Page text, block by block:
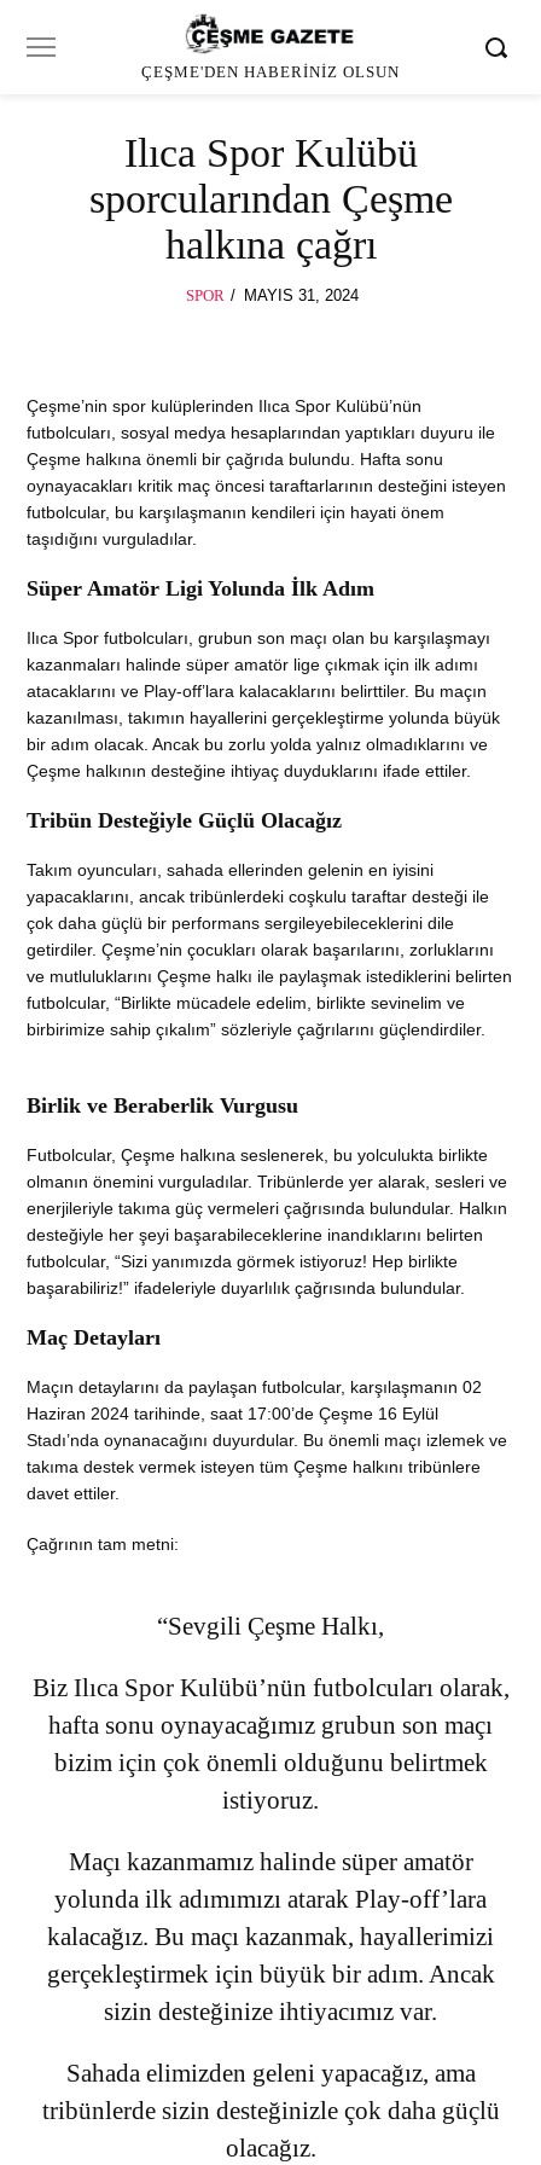
ÇEŞME'DEN HABERINIZ OLSUN
Ilıca Spor Kulübü
sporcularından Çeşme
halkına çağrı
SPOR
POSTED
MAYIS 31, 2024
Çeşme’nin spor kulüplerinden Ilıca Spor Kulübü’nün
futbolcuları, sosyal medya hesaplarından yaptıkları duyuru ile
Çeşme halkına önemli bir çağrıda bulundu. Hafta sonu
oynayacakları kritik maç öncesi taraftarlarının desteğini isteyen
futbolcular, bu karşılaşmanın kendileri için hayati önem
taşıdığını vurguladılar.
Süper Amatör Ligi Yolunda İlk Adım
Ilıca Spor futbolcuları, grubun son maçı olan bu karşılaşmayı
kazanmaları halinde süper amatör lige çıkmak için ilk adımı
atacaklarını ve Play-off’lara kalacaklarını belirttiler. Bu maçın
kazanılması, takımın hayallerini gerçekleştirme yolunda büyük
bir adım olacak. Ancak bu zorlu yolda yalnız olmadıklarını ve
Çeşme halkının desteğine ihtiyaç duyduklarını ifade ettiler.
Tribün Desteğiyle Güçlü Olacağız
Takım oyuncuları, sahada ellerinden gelenin en iyisini
yapacaklarını, ancak tribünlerdeki coşkulu taraftar desteği ile
çok daha güçlü bir performans sergileyebileceklerini dile
getirdiler. Çeşme’nin çocukları olarak başarılarını, zorluklarını
ve mutluluklarını Çeşme halkı ile paylaşmak istediklerini belirten
futbolcular, “Birlikte mücadele edelim, birlikte sevinelim ve
birbirimize sahip çıkalım” sözleriyle çağrılarını güçlendirdiler.
Birlik ve Beraberlik Vurgusu
Futbolcular, Çeşme halkına seslenerek, bu yolculukta birlikte
olmanın önemini vurguladılar. Tribünlerde yer alarak, sesleri ve
enerjileriyle takıma güç vermeleri çağrısında bulundular. Halkın
desteğiyle her şeyi başarabileceklerine inandıklarını belirten
futbolcular, “Sizi yanımızda görmek istiyoruz! Hep birlikte
başarabiliriz!” ifadeleriyle duyarlılık çağrısında bulundular.
Maç Detayları
Maçın detaylarını da paylaşan futbolcular, karşılaşmanın 02
Haziran 2024 tarihinde, saat 17:00’de Çeşme 16 Eylül
Stadı’nda oynanacağını duyurdular. Bu önemli maçı izlemek ve
takıma destek vermek isteyen tüm Çeşme halkını tribünlere
davet ettiler.
Çağrının tam metni:
“Sevgili Çeşme Halkı,
Biz Ilıca Spor Kulübü’nün futbolcuları olarak,
hafta sonu oynayacağımız grubun son maçı
bizim için çok önemli olduğunu belirtmek
istiyoruz.
Maçı kazanmamız halinde süper amatör
yolunda ilk adımımızı atarak Play-off’lara
kalacağız. Bu maçı kazanmak, hayallerimizi
gerçekleştirmek için büyük bir adım. Ancak
sizin desteğinize ihtiyacımız var.
Sahada elimizden geleni yapacağız, ama
tribünlerde sizin desteğinizle çok daha güçlü
olacağız.